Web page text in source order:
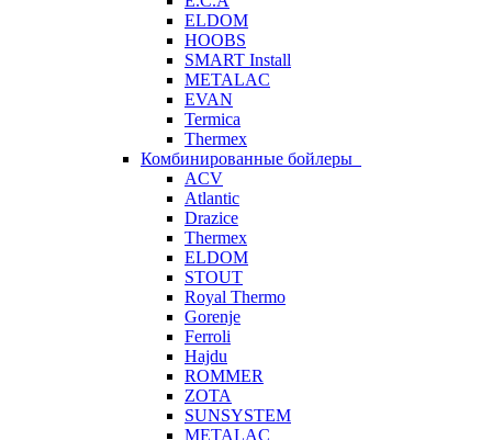
ELDOM
HOOBS
SMART Install
METALAC
EVAN
Termica
Thermex
Комбинированные бойлеры
ACV
Atlantic
Drazice
Thermex
ELDOM
STOUT
Royal Thermo
Gorenje
Ferroli
Hajdu
ROMMER
ZOTA
SUNSYSTEM
METALAC